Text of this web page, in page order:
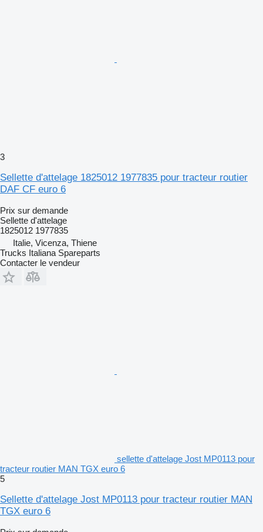
3
Sellette d'attelage 1825012 1977835 pour tracteur routier
DAF CF euro 6
Prix sur demande
Sellette d'attelage
1825012 1977835
Italie, Vicenza, Thiene
Trucks Italiana Spareparts
Contacter le vendeur
sellette d'attelage Jost MP0113 pour
tracteur routier MAN TGX euro 6
5
Sellette d'attelage Jost MP0113 pour tracteur routier MAN
TGX euro 6